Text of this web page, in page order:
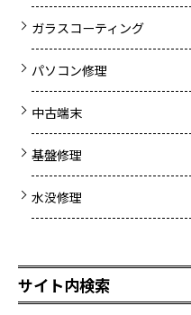
ガラスコーティング
パソコン修理
中古端末
基盤修理
水没修理
サイト内検索